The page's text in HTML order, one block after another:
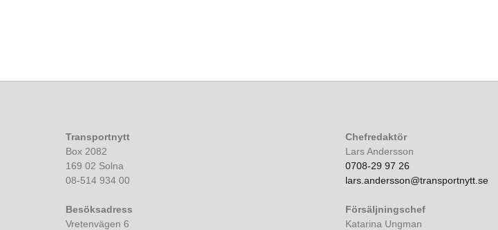
Transportnytt
Box 2082
169 02 Solna
08-514 934 00
Besöksadress
Vretenvägen 6
Chefredaktör
Lars Andersson
0708-29 97 26
lars.andersson@transportnytt.se
Försäljningschef
Katarina Ungman